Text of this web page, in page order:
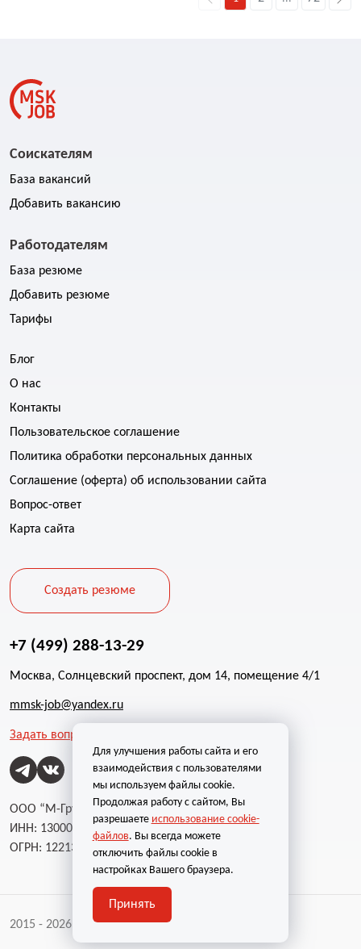
Соискателям
База вакансий
Добавить вакансию
Работодателям
База резюме
Добавить резюме
Тарифы
Блог
О нас
Контакты
Пользовательское соглашение
Политика обработки персональных данных
Соглашение (оферта) об использовании сайта
Вопрос-ответ
Карта сайта
Создать резюме
+7 (499) 288-13-29
Москва, Солнцевский проспект, дом 14, помещение 4/1
mmsk-job@yandex.ru
Задать вопрос
ООО “М-Групп”
ИНН: 1300002787
ОГРН: 1221300004232
2015 - 2026 | Все права защищены
Для улучшения работы сайта и его
взаимодействия с пользователями
мы используем файлы cookie.
Продолжая работу с сайтом, Вы
разрешаете использование cookie-
файлов. Вы всегда можете
отключить файлы cookie в
настройках Вашего браузера.
Принять